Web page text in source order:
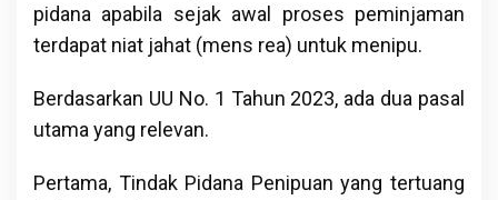
pidana apabila sejak awal proses peminjaman
terdapat niat jahat (mens rea) untuk menipu.
Berdasarkan UU No. 1 Tahun 2023, ada dua pasal
utama yang relevan.
Pertama, Tindak Pidana Penipuan yang tertuang